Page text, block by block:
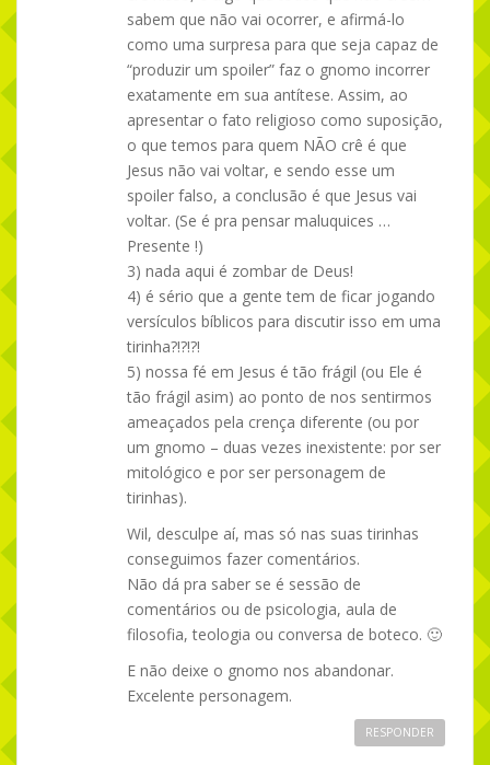
sabem que não vai ocorrer, e afirmá-lo
como uma surpresa para que seja capaz de
“produzir um spoiler” faz o gnomo incorrer
exatamente em sua antítese. Assim, ao
apresentar o fato religioso como suposição,
o que temos para quem NÃO crê é que
Jesus não vai voltar, e sendo esse um
spoiler falso, a conclusão é que Jesus vai
voltar. (Se é pra pensar maluquices …
Presente !)
3) nada aqui é zombar de Deus!
4) é sério que a gente tem de ficar jogando
versículos bíblicos para discutir isso em uma
tirinha?!?!?!
5) nossa fé em Jesus é tão frágil (ou Ele é
tão frágil asim) ao ponto de nos sentirmos
ameaçados pela crença diferente (ou por
um gnomo – duas vezes inexistente: por ser
mitológico e por ser personagem de
tirinhas).
Wil, desculpe aí, mas só nas suas tirinhas
conseguimos fazer comentários.
Não dá pra saber se é sessão de
comentários ou de psicologia, aula de
filosofia, teologia ou conversa de boteco. 🙂
E não deixe o gnomo nos abandonar.
Excelente personagem.
RESPONDER